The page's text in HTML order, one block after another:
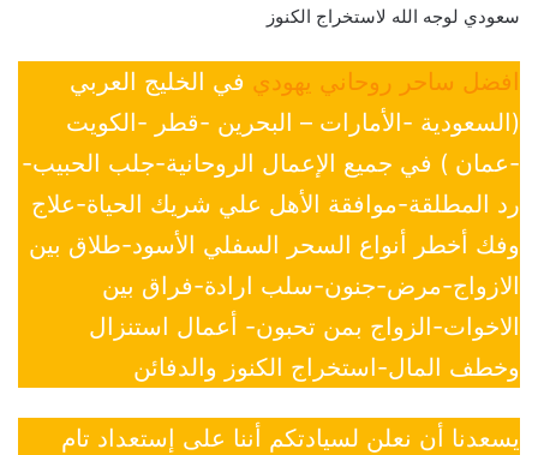
سعودي لوجه الله لاستخراج الكنوز
افضل ساحر روحاني يهودي في الخليج العربي
(السعودية -الأمارات – البحرين -قطر -الكويت
-عمان ) في جميع الإعمال الروحانية-جلب الحبيب-
رد المطلقة-موافقة الأهل علي شريك الحياة-علاج
وفك أخطر أنواع السحر السفلي الأسود-طلاق بين
الازواج-مرض-جنون-سلب ارادة-فراق بين
الاخوات-الزواج بمن تحبون- أعمال استنزال
وخطف المال-استخراج الكنوز والدفائن
يسعدنا أن نعلن لسيادتكم أننا على إستعداد تام